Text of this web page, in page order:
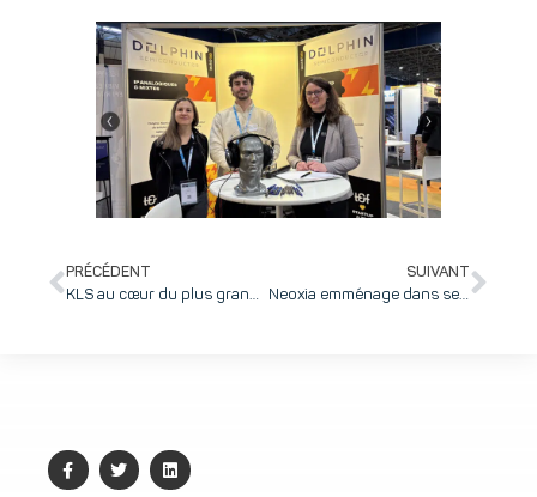
PRÉCÉDENT
KLS au cœur du plus grand chantier de logistique hospitalière automatisée d’Europe : avec le projet BAURéaLS aux Hospices Civils de Lyon, KLS orchestre la logistique de l’hôpital du futur.
SUIVANT
Neoxia emménage dans ses nouveaux bureaux au binôme : comment une scale-up parisienne a trouvé à Grenoble, sur inovallée, le terreau idéal pour grandir